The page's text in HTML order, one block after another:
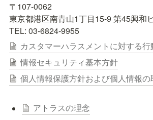
〒107-0062
東京都港区南青山1丁目15-9 第45興和
TEL: 03-6824-9955
カスタマーハラスメントに対する
情報セキュリティ基本方針
個人情報保護方針および個人情報の
アトラスの理念